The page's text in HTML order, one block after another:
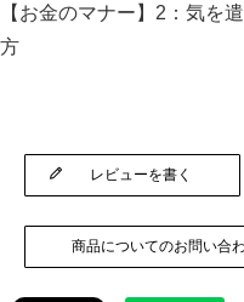
【お金のマナー】2：気を
方
レビューを書く
商品についてのお問い合